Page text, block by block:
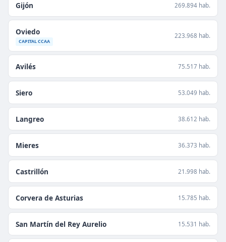
Gijón 269.894 hab.
Oviedo
CAPITAL CCAA
223.968 hab.
Avilés 75.517 hab.
Siero 53.049 hab.
Langreo 38.612 hab.
Mieres 36.373 hab.
Castrillón 21.998 hab.
Corvera de Asturias 15.785 hab.
San Martín del Rey Aurelio 15.531 hab.